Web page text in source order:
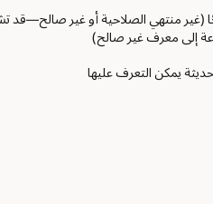
(غير منتهي الصلاحية أو غير صالح—قد
إلى معرف غير صالح)
يمكن التعرف عليها